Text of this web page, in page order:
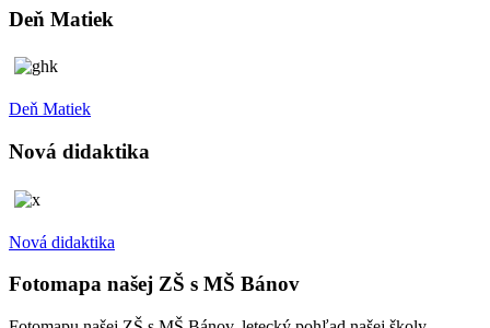
Deň Matiek
Deň Matiek
Nová didaktika
Nová didaktika
Fotomapa našej ZŠ s MŠ Bánov